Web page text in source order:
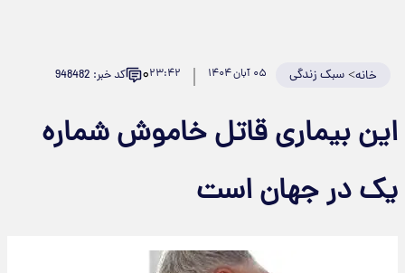
خانه>سبک زندگی ۰۵ آبان ۱۴۰۴ ۲۳:۴۲۰ کد خبر: 948482
این بیماری قاتل خاموش شماره
یک در جهان است